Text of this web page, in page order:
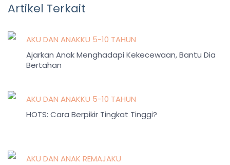
Artikel Terkait
AKU DAN ANAKKU 5-10 TAHUN
Ajarkan Anak Menghadapi Kekecewaan, Bantu Dia
Bertahan
AKU DAN ANAKKU 5-10 TAHUN
HOTS: Cara Berpikir Tingkat Tinggi?
AKU DAN ANAK REMAJAKU